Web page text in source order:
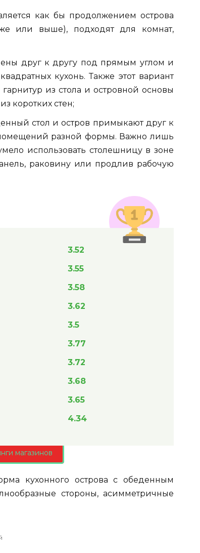
как бы продолжением острова
или выше), подходят для комнат,
друг к другу под прямым углом и
кухонь. Также этот вариант
из стола и островной основы
коротких стен;
стол и остров примыкают друг к
разной формы. Важно лишь
использовать столешницу в зоне
раковину или продлив рабочую
3.52
3.55
3.58
3.62
3.5
3.77
3.72
3.68
3.65
4.34
магазинов
кухонного острова с обеденным
стороны, асимметричные